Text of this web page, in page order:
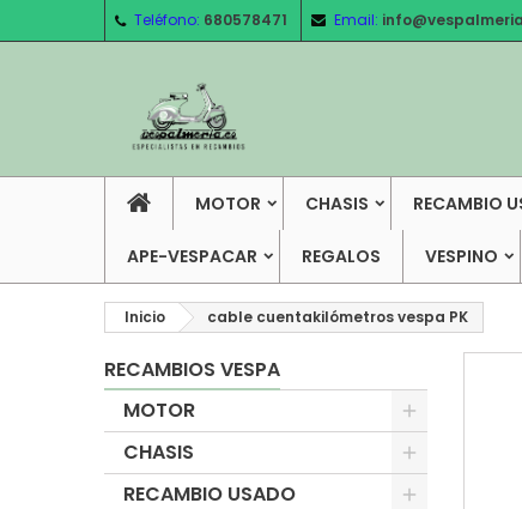
Teléfono: 680578471 Email:
MOTOR CHASIS RECAMBIO
APE-VESPACAR REGALOS VESPINO
Inicio cable cuentakilómetros vespa PK
RECAMBIOS VESPA
MOTOR
CHASIS
RECAMBIO USADO